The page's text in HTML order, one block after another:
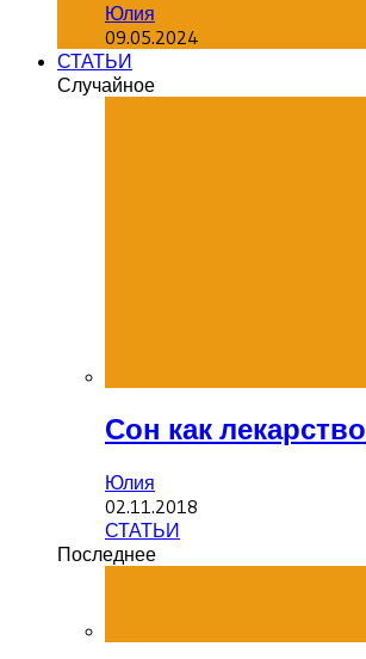
Юлия
09.05.2024
СТАТЬИ
Случайное
Сон как лекарство
Юлия
02.11.2018
СТАТЬИ
Последнее